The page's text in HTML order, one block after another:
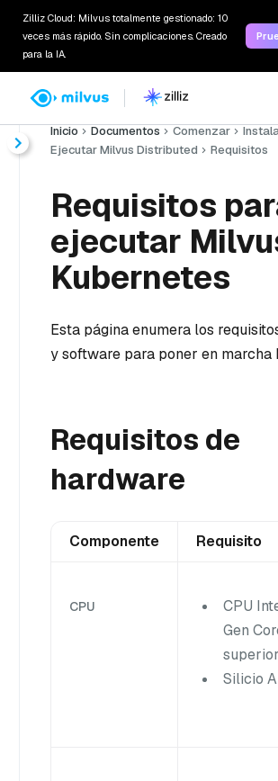
Zilliz Cloud: Milvus totalmente gestionado: 10
veces más rápido. Sin complicaciones. Creado
para la IA.
Inicio Documentos Comenzar
Ejecutar Milvus Distributed
Requisitos
Requisitos
ejecutar
Kubernetes
Esta página enumera los
y software para poner en marcha
Requisitos de
hardware
Componente Requisito
CPU
CPU
Gen
superior
Silicio